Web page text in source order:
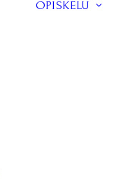
OPISKELU